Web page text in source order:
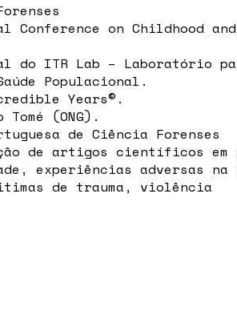
Conference on Childhood and
do ITR Lab – Laboratório
Populacional.
Years©.
(ONG).
de Ciência Forenses
de artigos científicos em
experiências adversas
de trauma, violência